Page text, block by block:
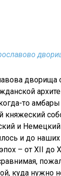
дворища
то
княжеский
и
и до
– от XII до
куда нужно